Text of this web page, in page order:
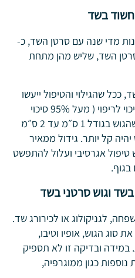
בשד
מאובחנות מדי שנה עם סרטן השד, כ-
מסרטן השד, שליש מהן מתחת
שהגילוי והטיפול ייעשו
בשלב מוקדם יותר, כך גדל הסיכוי לריפוי ( מעל 95% סיכוי
לרפא גידולים בשלב מוקדם כשהגוש בגודל 1 ס״מ עד 2 ס״מ
יהיה קל יותר. גידול ממאיר
טיפול אגרסיבי ועלול להתפשט
בגוף.
בשד וגוש סרטני בשד
לגניקולוג או לכירורג שד.
סוג הגוש, אופיו וטיבו,
ובדיקה זו לא תספיק
כגון ממוגרפיה,